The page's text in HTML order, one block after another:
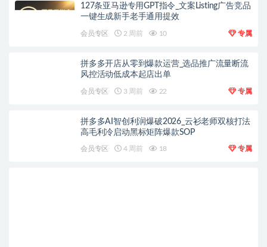
127条亚马逊专用GPT指令_文案Listing广告竞品
一键生成新手老手通用提效
会员专区 2 周前 10 专属
拼多多开店从零到爆款运营_选品推广流量断流
风控活动低成本起店出单
会员专区 3 周前 22 专属
拼多多AI智创利润爆破2026_云衫老师双核打法
高毛利冷启动黑标矩阵爆款SOP
会员专区 4 周前 18 专属